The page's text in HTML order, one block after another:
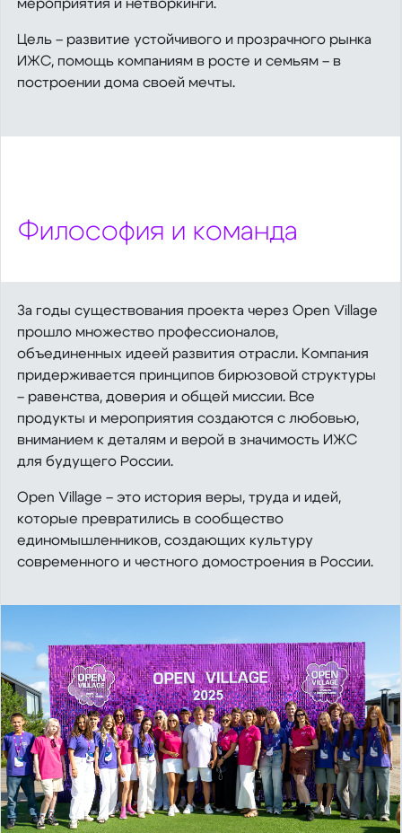
мероприятия и нетворкинги.
Цель – развитие устойчивого и прозрачного рынка
ИЖС, помощь компаниям в росте и семьям – в
построении дома своей мечты.
Философия и команда
За годы существования проекта через Open Village
прошло множество профессионалов,
объединенных идеей развития отрасли. Компания
придерживается принципов бирюзовой структуры
– равенства, доверия и общей миссии. Все
продукты и мероприятия создаются с любовью,
вниманием к деталям и верой в значимость ИЖС
для будущего России.
Open Village – это история веры, труда и идей,
которые превратились в сообщество
единомышленников, создающих культуру
современного и честного домостроения в России.